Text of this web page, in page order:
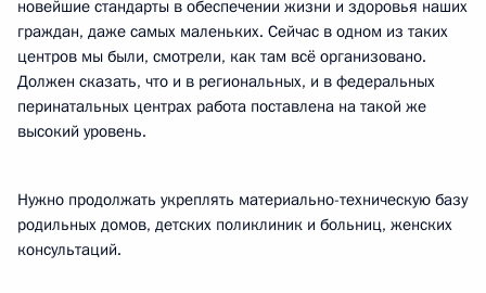
новейшие стандарты в обеспечении жизни и здоровья наших
граждан, даже самых маленьких. Сейчас в одном из таких
центров мы были, смотрели, как там всё организовано.
Должен сказать, что и в региональных, и в федеральных
перинатальных центрах работа поставлена на такой же
высокий уровень.
Нужно продолжать укреплять материально-техническую базу
родильных домов, детских поликлиник и больниц, женских
консультаций.